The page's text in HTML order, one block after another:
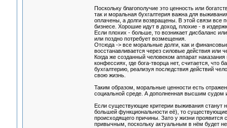
Поскольку благополучие это ценность или
так и моральная бухгалтерия важна для
оплачены, а долги возвращены. В этой связи все
бизнесе. Хорошие идут в доход, плохие - в
Если плохих - больше, то возникает дисбаланс
или поздно потребует возмещения.
Отсюда -> все моральные долги, как и
восстанавливается через силовые действия или
Когда же созданный человеком аппарат
конфессиях, где бога-творца нет, считается,
бухгалтерию, реализуя последствия действий
свою жизнь.
Таким образом, моральные ценности есть
социальной среде. А дополненная высшим судом
Если существующие критерии выживания станут
большей функциональности её), то
происходящего причины. Зато у жизни
привычным, поскольку актуальным в нём будет